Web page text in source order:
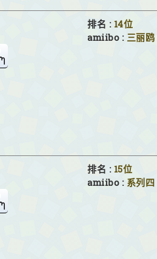
排名 : 14位
amiibo : 三丽鸥
排名 : 15位
amiibo : 系列四